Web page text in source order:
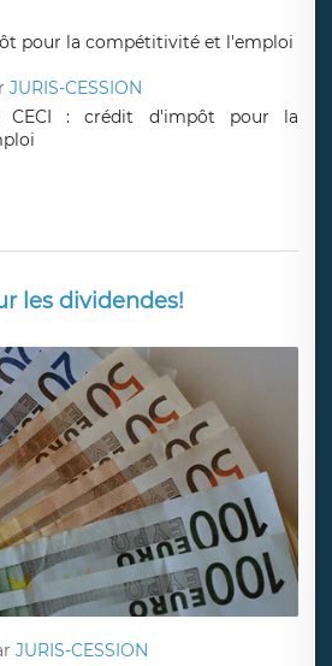
JURIS-CESSION
CECI : crédit d'impôt pour la
les dividendes!
JURIS-CESSION